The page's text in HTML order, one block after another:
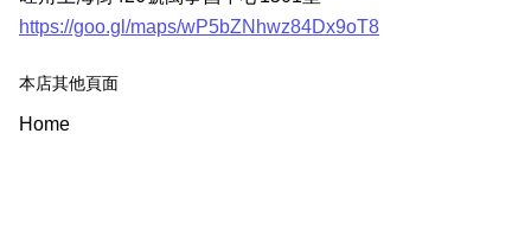
https://goo.gl/maps/wP5bZNhwz84Dx9oT8
本店其他頁面
Home